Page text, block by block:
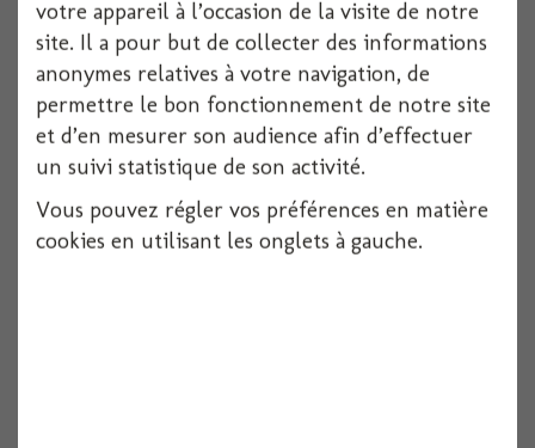
Party box
votre appareil à l’occasion de la visite de notre
site. Il a pour but de collecter des informations
anonymes relatives à votre navigation, de
permettre le bon fonctionnement de notre site
et d’en mesurer son audience afin d’effectuer
un suivi statistique de son activité.
Vous pouvez régler vos préférences en matière
cookies en utilisant les onglets à gauche.